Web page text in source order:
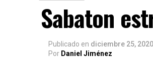
Sabaton
Publicado en diciembre 25, 2020
Por Daniel Jiménez